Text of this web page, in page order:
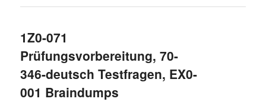
1Z0-071
Prüfungsvorbereitung, 70-
346-deutsch Testfragen, EX0-
001 Braindumps